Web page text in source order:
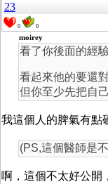
23
0 0
moirey
看了你後面的經
看起來他的要還
但你至少先把自
我這個人的脾氣有點
(PS,這個醫師是
啊，這個不太好公開